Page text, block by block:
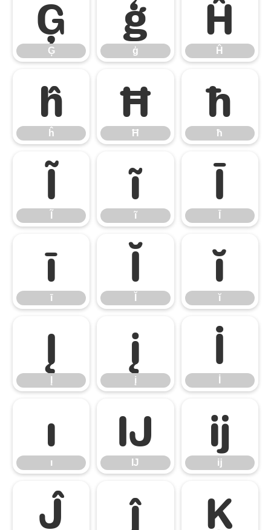
Ģ
Ģ ģ
ģ Ĥ
Ĥ
ĥ
ĥ Ħ
Ħ ħ
ħ
Ĩ ĩ
ĩ Ī
ī
ī Ĭ ĭ
ĭ
Į į
į İ
ı
ı Ĳ
Ĳ ĳ
ĳ
Ĵ ĵ Ķ